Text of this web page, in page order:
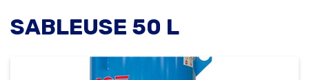
SABLEUSE 50 L